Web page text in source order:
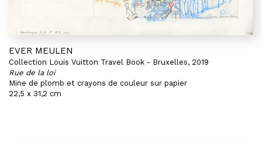
EVER MEULEN
Collection Louis Vuitton Travel Book - Bruxelles, 2019
Rue de la loi
Mine de plomb et crayons de couleur sur papier
22,5 x 31,2 cm